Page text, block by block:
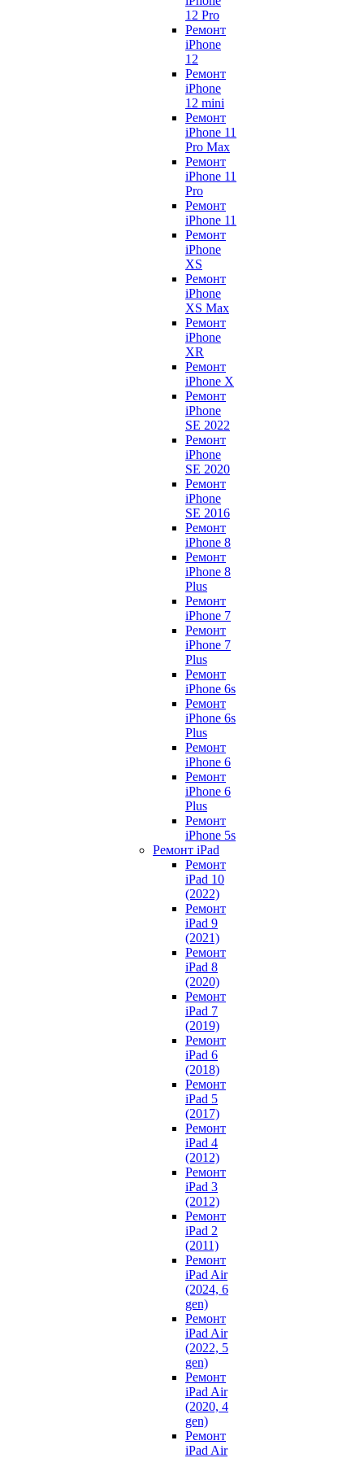
12 Pro
Ремонт
iPhone
12
Ремонт
iPhone
12 mini
Ремонт
iPhone 11
Pro Max
Ремонт
iPhone 11
Pro
Ремонт
iPhone 11
Ремонт
iPhone
XS
Ремонт
iPhone
XS Max
Ремонт
iPhone
XR
Ремонт
iPhone X
Ремонт
iPhone
SE 2022
Ремонт
iPhone
SE 2020
Ремонт
iPhone
SE 2016
Ремонт
iPhone 8
Ремонт
iPhone 8
Plus
Ремонт
iPhone 7
Ремонт
iPhone 7
Plus
Ремонт
iPhone 6s
Ремонт
iPhone 6s
Plus
Ремонт
iPhone 6
Ремонт
iPhone 6
Plus
Ремонт
iPhone 5s
Ремонт iPad
Ремонт
iPad 10
(2022)
Ремонт
iPad 9
(2021)
Ремонт
iPad 8
(2020)
Ремонт
iPad 7
(2019)
Ремонт
iPad 6
(2018)
Ремонт
iPad 5
(2017)
Ремонт
iPad 4
(2012)
Ремонт
iPad 3
(2012)
Ремонт
iPad 2
(2011)
Ремонт
iPad Air
(2024, 6
gen)
Ремонт
iPad Air
(2022, 5
gen)
Ремонт
iPad Air
(2020, 4
gen)
Ремонт
iPad Air